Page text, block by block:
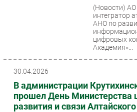
РАЗДЕЛЫ
(Новости) АО
интегратор
АНО по
цифровых
Академия»...
30.04.2026
В администрации
прошел День Министерства
развития и связи